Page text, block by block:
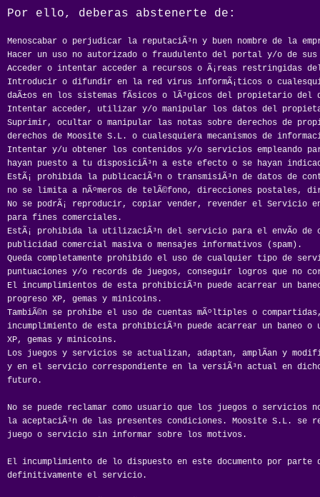
Por ello, deberas abstenerte de:
Menoscabar o perjudicar la reputaciÃ³n y buen nombre de la
Hacer un uso no autorizado o fraudulento del portal y/o de
Acceder o intentar acceder a recursos o Ã¡reas restringidas
Introducir o difundir en la red virus informÃ¡ticos o
daÃ±os en los sistemas fÃ­sicos o lÃ³gicos del propietario del
Intentar acceder, utilizar y/o manipular los datos del
Suprimir, ocultar o manipular las notas sobre derechos de
derechos de Moosite S.L. o cualesquiera mecanismos de
Intentar y/u obtener los contenidos y/o servicios empleando
hayan puesto a tu disposiciÃ³n a este efecto o se hayan
EstÃ¡ prohibida la publicaciÃ³n o transmisiÃ³n de datos de
no se limita a nÃºmeros de telÃ©fono, direcciones postales,
No se podrÃ¡ reproducir, copiar vender, revender el
para fines comerciales.
EstÃ¡ prohibida la utilizaciÃ³n del servicio para el envÃ­o
publicidad comercial masiva o mensajes informativos (spam).
Queda completamente prohibido el uso de cualquier tipo de
puntuaciones y/o records de juegos, conseguir logros que no
El incumplimientos de esta prohibiciÃ³n puede acarrear un
progreso XP, gemas y minicoins.
TambiÃ©n se prohibe el uso de cuentas mÃºltiples o
incumplimiento de esta prohibiciÃ³n puede acarrear un baneo
XP, gemas y minicoins.
Los juegos y servicios se actualizan, adaptan, amplÃ­an y
y en el servicio correspondiente en la versiÃ³n actual en
futuro.
No se puede reclamar como usuario que los juegos o servicios
la aceptaciÃ³n de las presentes condiciones. Moosite S.L. se
juego o servicio sin informar sobre los motivos.
El incumplimiento de lo dispuesto en este documento por
definitivamente el servicio.